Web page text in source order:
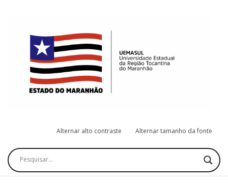
Alternar alto contraste Alternar tamanho da fonte
Pesquisar